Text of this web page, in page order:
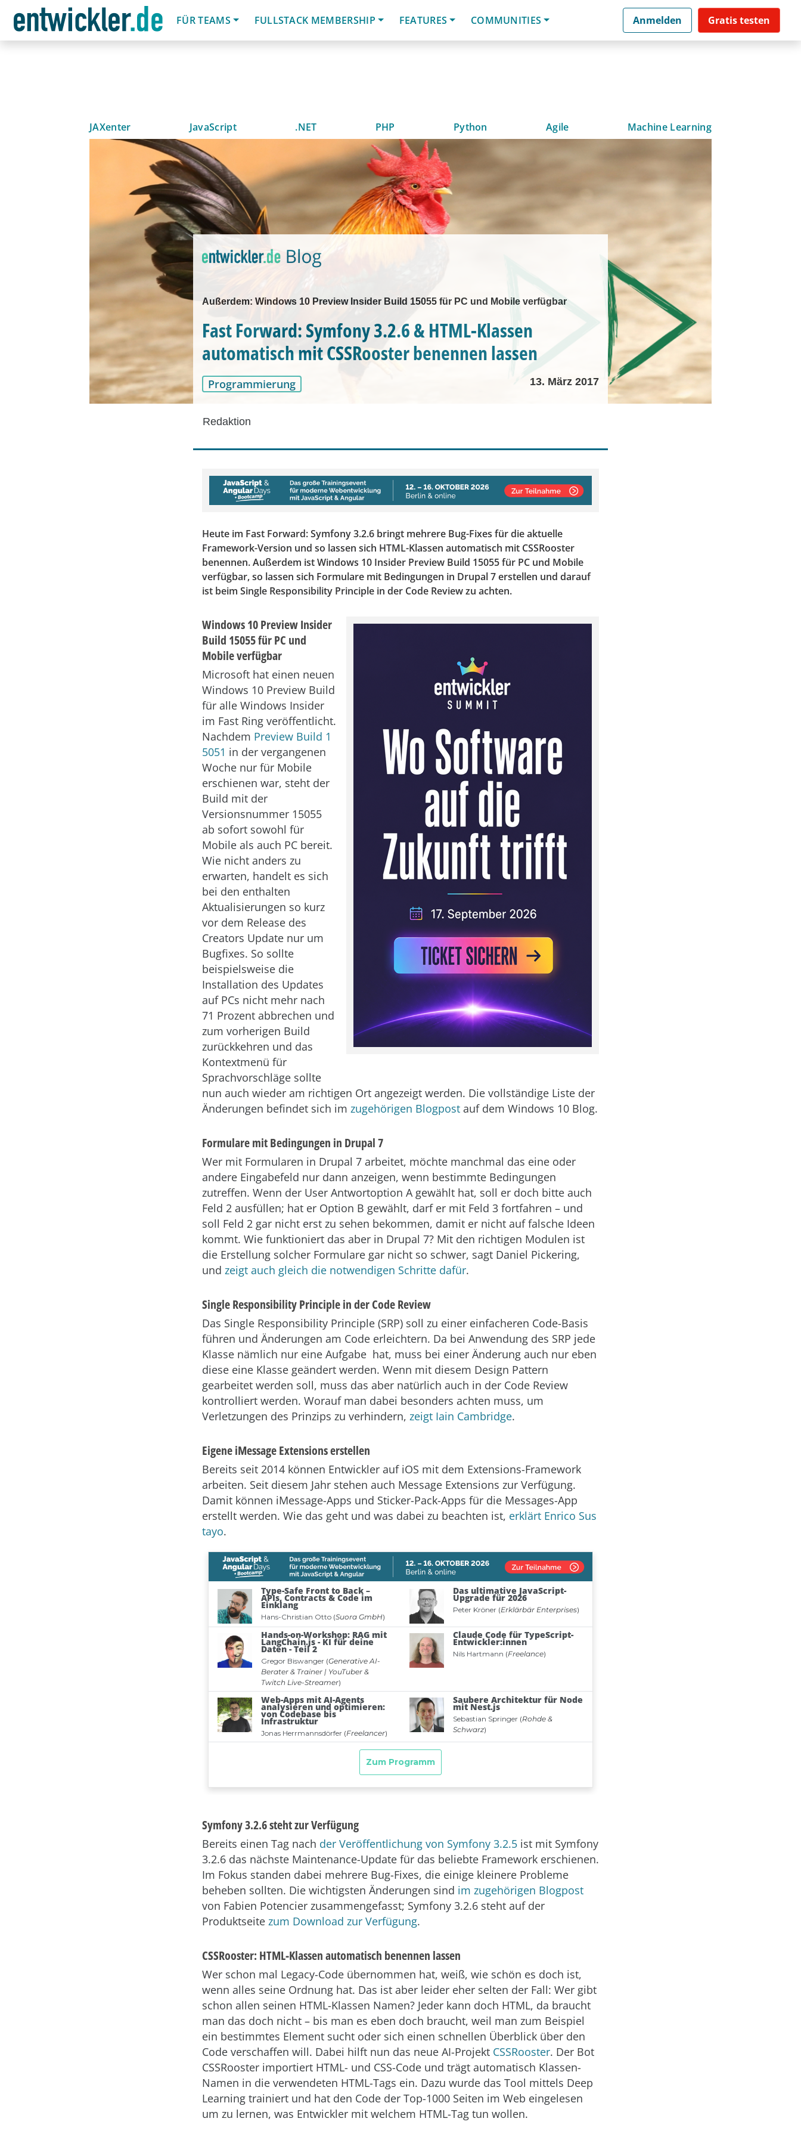
FÜR TEAMS
FULLSTACK MEMBERSHIP FEATURES COMMUNITIES Anmelden Gratis testen
JAXenter JavaScript .NET PHP Python Agile Machine Learning
Außerdem: Windows 10 Preview Insider Build 15055 für PC und Mobile verfügbar
Fast Forward: Symfony 3.2.6 & HTML-Klassen
automatisch mit CSSRooster benennen lassen
Programmierung 13. März 2017
Redaktion
Heute im Fast Forward: Symfony 3.2.6 bringt mehrere Bug-Fixes für die aktuelle
Framework-Version und so lassen sich HTML-Klassen automatisch mit CSSRooster
benennen. Außerdem ist Windows 10 Insider Preview Build 15055 für PC und Mobile
verfügbar, so lassen sich Formulare mit Bedingungen in Drupal 7 erstellen und darauf
ist beim Single Responsibility Principle in der Code Review zu achten.
Windows 10 Preview Insider
Build 15055 für PC und
Mobile verfügbar
Microsoft hat einen neuen
Windows 10 Preview Build
für alle Windows Insider
im Fast Ring veröffentlicht.
Nachdem Preview Build 1
5051 in der vergangenen
Woche nur für Mobile
erschienen war, steht der
Build mit der
Versionsnummer 15055
ab sofort sowohl für
Mobile als auch PC bereit.
Wie nicht anders zu
erwarten, handelt es sich
bei den enthalten
Aktualisierungen so kurz
vor dem Release des
Creators Update nur um
Bugfixes. So sollte
beispielsweise die
Installation des Updates
auf PCs nicht mehr nach
71 Prozent abbrechen und
zum vorherigen Build
zurückkehren und das
Kontextmenü für
Sprachvorschläge sollte
nun auch wieder am richtigen Ort angezeigt werden. Die vollständige Liste der
Änderungen befindet sich im zugehörigen Blogpost auf dem Windows 10 Blog.
Formulare mit Bedingungen in Drupal 7
Wer mit Formularen in Drupal 7 arbeitet, möchte manchmal das eine oder
andere Eingabefeld nur dann anzeigen, wenn bestimmte Bedingungen
zutreffen. Wenn der User Antwortoption A gewählt hat, soll er doch bitte auch
Feld 2 ausfüllen; hat er Option B gewählt, darf er mit Feld 3 fortfahren – und
soll Feld 2 gar nicht erst zu sehen bekommen, damit er nicht auf falsche Ideen
kommt. Wie funktioniert das aber in Drupal 7? Mit den richtigen Modulen ist
die Erstellung solcher Formulare gar nicht so schwer, sagt Daniel Pickering,
und zeigt auch gleich die notwendigen Schritte dafür.
Single Responsibility Principle in der Code Review
Das Single Responsibility Principle (SRP) soll zu einer einfacheren Code-Basis
führen und Änderungen am Code erleichtern. Da bei Anwendung des SRP jede
Klasse nämlich nur eine Aufgabe hat, muss bei einer Änderung auch nur eben
diese eine Klasse geändert werden. Wenn mit diesem Design Pattern
gearbeitet werden soll, muss das aber natürlich auch in der Code Review
kontrolliert werden. Worauf man dabei besonders achten muss, um
Verletzungen des Prinzips zu verhindern, zeigt Iain Cambridge.
Eigene iMessage Extensions erstellen
Bereits seit 2014 können Entwickler auf iOS mit dem Extensions-Framework
arbeiten. Seit diesem Jahr stehen auch Message Extensions zur Verfügung.
Damit können iMessage-Apps und Sticker-Pack-Apps für die Messages-App
erstellt werden. Wie das geht und was dabei zu beachten ist, erklärt Enrico Sus
tayo.
Symfony 3.2.6 steht zur Verfügung
Bereits einen Tag nach der Veröffentlichung von Symfony 3.2.5 ist mit Symfony
3.2.6 das nächste Maintenance-Update für das beliebte Framework erschienen.
Im Fokus standen dabei mehrere Bug-Fixes, die einige kleinere Probleme
beheben sollten. Die wichtigsten Änderungen sind im zugehörigen Blogpost
von Fabien Potencier zusammengefasst; Symfony 3.2.6 steht auf der
Produktseite zum Download zur Verfügung.
CSSRooster: HTML-Klassen automatisch benennen lassen
Wer schon mal Legacy-Code übernommen hat, weiß, wie schön es doch ist,
wenn alles seine Ordnung hat. Das ist aber leider eher selten der Fall: Wer gibt
schon allen seinen HTML-Klassen Namen? Jeder kann doch HTML, da braucht
man das doch nicht – bis man es eben doch braucht, weil man zum Beispiel
ein bestimmtes Element sucht oder sich einen schnellen Überblick über den
Code verschaffen will. Dabei hilft nun das neue AI-Projekt CSSRooster. Der Bot
CSSRooster importiert HTML- und CSS-Code und trägt automatisch Klassen-
Namen in die verwendeten HTML-Tags ein. Dazu wurde das Tool mittels Deep
Learning trainiert und hat den Code der Top-1000 Seiten im Web eingelesen
um zu lernen, was Entwickler mit welchem HTML-Tag tun wollen.